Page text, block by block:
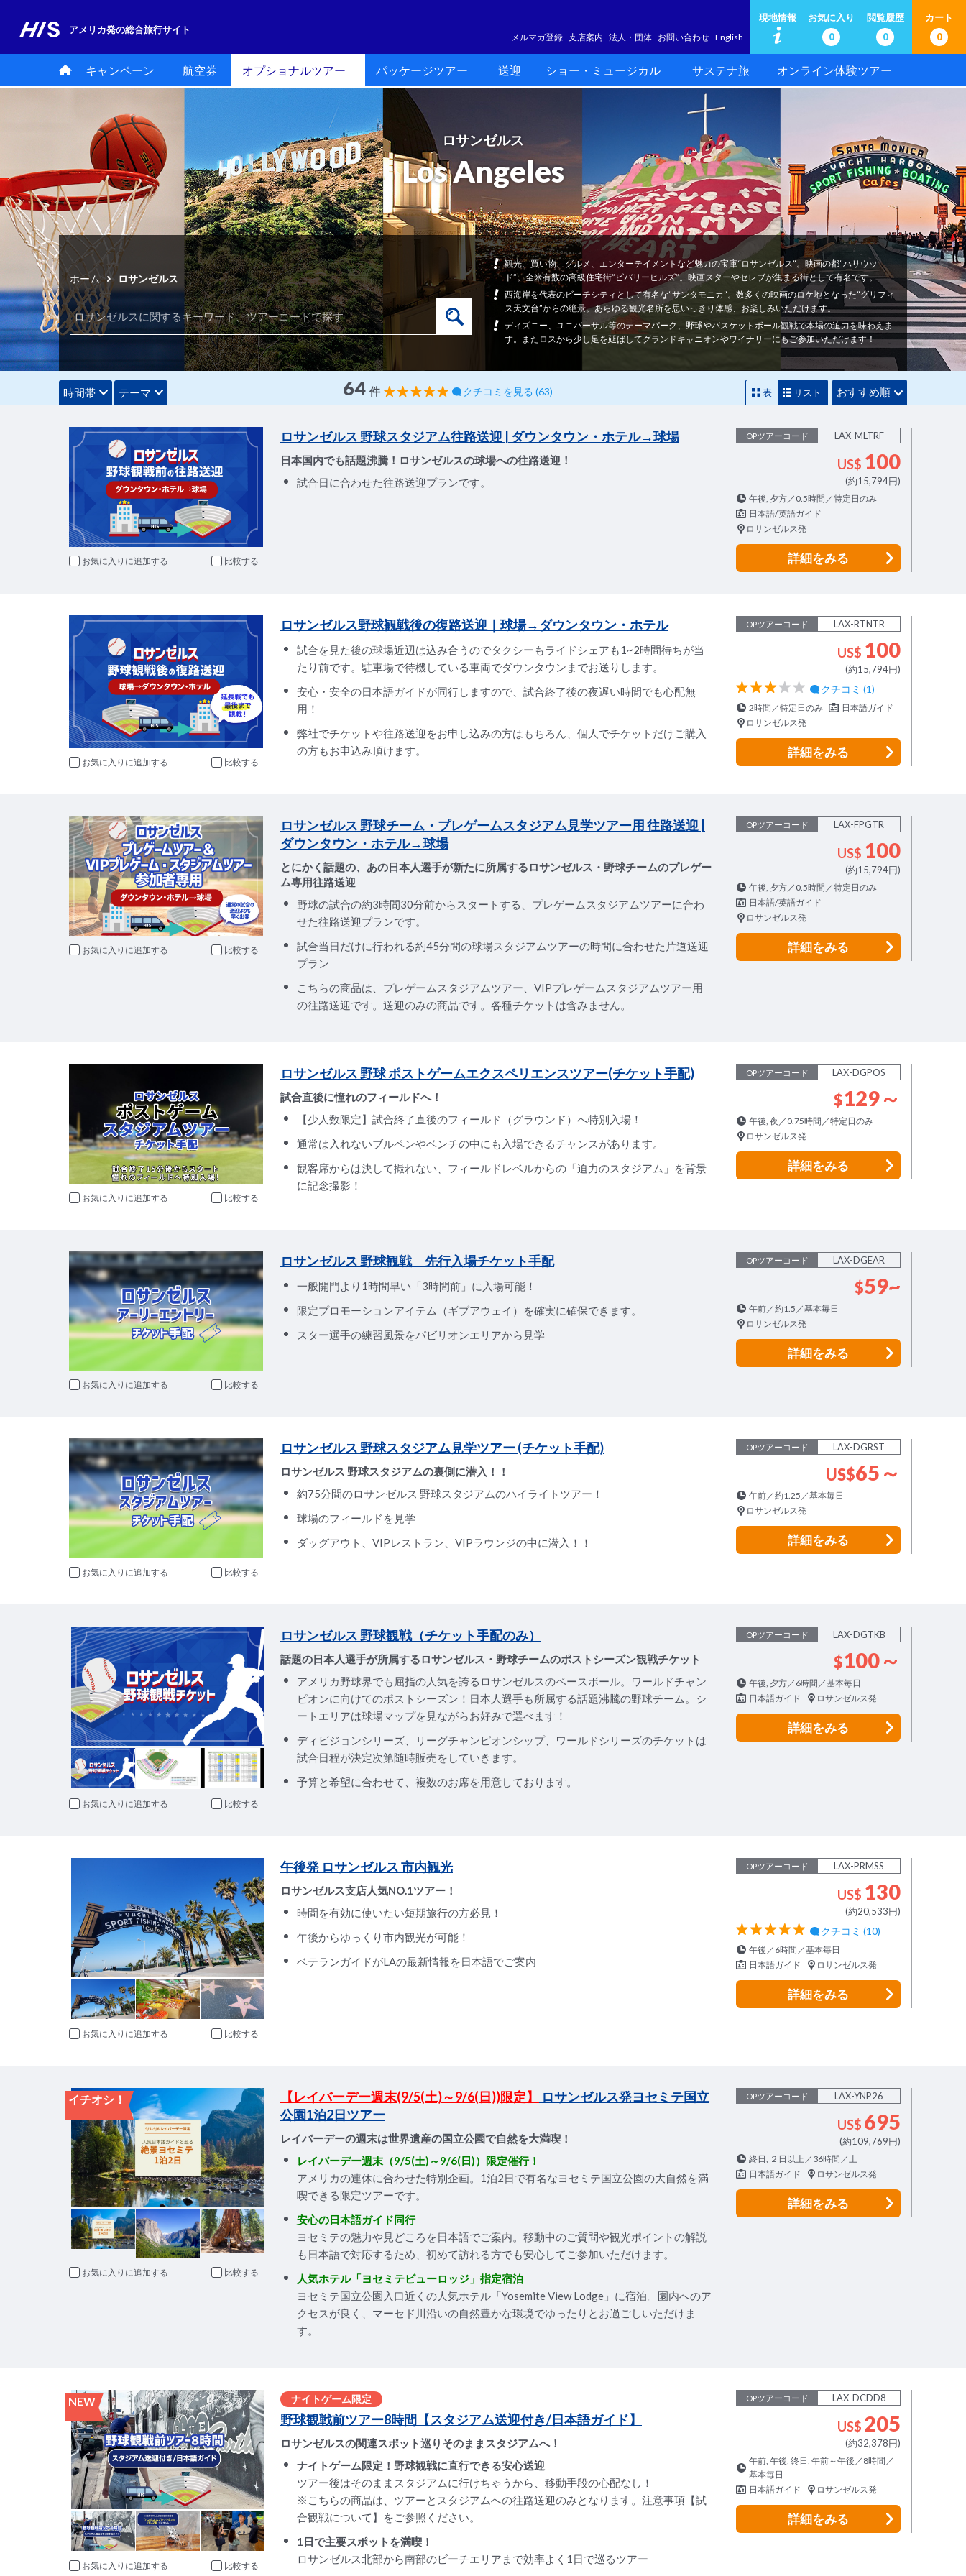
アメリカ発の総合旅行サイト
メルマガ登録 支店案内 法人・団体 お問い合わせ English
現地情報
お気に入り
0
閲覧履歴
0
カート
0
キャンペーン 航空券 オプショナルツアー パッケージツアー 送迎 ショー・ミュージカル サステナ旅 オンライン体験ツアー
ロサンゼルス
Los Angeles
ホーム ロサンゼルス
観光、買い物、グルメ、エンターテイメントなど魅力の宝庫“ロサンゼルス”。映画の都”ハリウッ
ド”。全米有数の高級住宅街”ビバリーヒルズ”。映画スターやセレブが集まる街として有名です。
西海岸を代表のビーチシティとして有名な”サンタモニカ”。数多くの映画のロケ地となった”グリフィ
ス天文台”からの絶景。あらゆる観光名所を思いっきり体感、お楽しみいただけます。
ディズニー、ユニバーサル等のテーマパーク、野球やバスケットボール観戦で本場の迫力を味わえま
す。またロスから少し足を延ばしてグランドキャニオンやワイナリーにもご参加いただけます！
時間帯 テーマ 64 件 クチコミを見る (63) 表 リスト おすすめ順
お気に入りに追加 比較
ロサンゼルス 野球スタジアム往路送迎 | ダウンタウン・ホテル→球場
日本国内でも話題沸騰！ロサンゼルスの球場への往路送迎！
試合日に合わせた往路送迎プランです。
OPツアーコード LAX-MLTRF
US$ 100
(約15,794円)
午後, 夕方／0.5時間／特定日のみ
日本語/英語ガイド
ロサンゼルス発
詳細をみる
お気に入りに追加 比較
ロサンゼルス野球観戦後の復路送迎｜球場→ダウンタウン・ホテル
試合を見た後の球場近辺は込み合うのでタクシーもライドシェアも1~2時間待ちが当
たり前です。駐車場で待機している車両でダウンタウンまでお送りします。
安心・安全の日本語ガイドが同行しますので、試合終了後の夜遅い時間でも心配無
用！
弊社でチケットや往路送迎をお申し込みの方はもちろん、個人でチケットだけご購入
の方もお申込み頂けます。
OPツアーコード LAX-RTNTR
US$ 100
(約15,794円)
クチコミ (1)
2時間／特定日のみ
日本語ガイド
ロサンゼルス発
詳細をみる
お気に入りに追加 比較
ロサンゼルス 野球チーム・プレゲームスタジアム見学ツアー用 往路送迎 |
ダウンタウン・ホテル→球場
とにかく話題の、あの日本人選手が新たに所属するロサンゼルス・野球チームのプレゲー
ム専用往路送迎
野球の試合の約3時間30分前からスタートする、プレゲームスタジアムツアーに合わ
せた往路送迎プランです。
試合当日だけに行われる約45分間の球場スタジアムツアーの時間に合わせた片道送迎
プラン
こちらの商品は、プレゲームスタジアムツアー、VIPプレゲームスタジアムツアー用
の往路送迎です。送迎のみの商品です。各種チケットは含みません。
OPツアーコード LAX-FPGTR
US$ 100
(約15,794円)
午後, 夕方／0.5時間／特定日のみ
日本語/英語ガイド
ロサンゼルス発
詳細をみる
お気に入りに追加 比較
ロサンゼルス 野球 ポストゲームエクスペリエンスツアー(チケット手配)
試合直後に憧れのフィールドへ！
【少人数限定】試合終了直後のフィールド（グラウンド）へ特別入場！
通常は入れないブルペンやベンチの中にも入場できるチャンスがあります。
観客席からは決して撮れない、フィールドレベルからの「迫力のスタジアム」を背景
に記念撮影！
OPツアーコード LAX-DGPOS
$129～
午後, 夜／0.75時間／特定日のみ
ロサンゼルス発
詳細をみる
お気に入りに追加 比較
ロサンゼルス 野球観戦 先行入場チケット手配
一般開門より1時間早い「3時間前」に入場可能！
限定プロモーションアイテム（ギブアウェイ）を確実に確保できます。
スター選手の練習風景をパビリオンエリアから見学
OPツアーコード LAX-DGEAR
$59~
午前／約1.5／基本毎日
ロサンゼルス発
詳細をみる
お気に入りに追加 比較
ロサンゼルス 野球スタジアム見学ツアー (チケット手配)
ロサンゼルス 野球スタジアムの裏側に潜入！！
約75分間のロサンゼルス 野球スタジアムのハイライトツアー！
球場のフィールドを見学
ダッグアウト、VIPレストラン、VIPラウンジの中に潜入！！
OPツアーコード LAX-DGRST
US$65～
午前／約1.25／基本毎日
ロサンゼルス発
詳細をみる
お気に入りに追加 比較
ロサンゼルス 野球観戦（チケット手配のみ）
話題の日本人選手が所属するロサンゼルス・野球チームのポストシーズン観戦チケット
アメリカ野球界でも屈指の人気を誇るロサンゼルスのベースボール。ワールドチャン
ピオンに向けてのポストシーズン！日本人選手も所属する話題沸騰の野球チーム。シ
ートエリアは球場マップを見ながらお好みで選べます！
ディビジョンシリーズ、リーグチャンピオンシップ、ワールドシリーズのチケットは
試合日程が決定次第随時販売をしていきます。
予算と希望に合わせて、複数のお席を用意しております。
OPツアーコード LAX-DGTKB
$100～
午後, 夕方／6時間／基本毎日
日本語ガイド
ロサンゼルス発
詳細をみる
お気に入りに追加 比較
午後発 ロサンゼルス 市内観光
ロサンゼルス支店人気NO.1ツアー！
時間を有効に使いたい短期旅行の方必見！
午後からゆっくり市内観光が可能！
ベテランガイドがLAの最新情報を日本語でご案内
OPツアーコード LAX-PRMSS
US$ 130
(約20,533円)
クチコミ (10)
午後／6時間／基本毎日
日本語ガイド
ロサンゼルス発
詳細をみる
イチオシ！
お気に入りに追加 比較
【レイバーデー週末(9/5(土)～9/6(日))限定】
ロサンゼルス発ヨセミテ国立
公園1泊2日ツアー
レイバーデーの週末は世界遺産の国立公園で自然を大満喫！
レイバーデー週末（9/5(土)～9/6(日)）限定催行！
アメリカの連休に合わせた特別企画。1泊2日で有名なヨセミテ国立公園の大自然を満
喫できる限定ツアーです。
安心の日本語ガイド同行
ヨセミテの魅力や見どころを日本語でご案内。移動中のご質問や観光ポイントの解説
も日本語で対応するため、初めて訪れる方でも安心してご参加いただけます。
人気ホテル「ヨセミテビューロッジ」指定宿泊
ヨセミテ国立公園入口近くの人気ホテル「Yosemite View Lodge」に宿泊。園内へのア
クセスが良く、マーセド川沿いの自然豊かな環境でゆったりとお過ごしいただけま
す。
OPツアーコード LAX-YNP26
US$ 695
(約109,769円)
終日, ２日以上／36時間／土
日本語ガイド
ロサンゼルス発
詳細をみる
NEW
お気に入りに追加 比較
ナイトゲーム限定
野球観戦前ツアー8時間【スタジアム送迎付き/日本語ガイド】
ロサンゼルスの関連スポット巡りそのままスタジアムへ！
ナイトゲーム限定！野球観戦に直行できる安心送迎
ツアー後はそのままスタジアムに行けちゃうから、移動手段の心配なし！
※こちらの商品は、ツアーとスタジアムへの往路送迎のみとなります。注意事項【試
合観戦について】をご参照ください。
1日で主要スポットを満喫！
ロサンゼルス北部から南部のビーチエリアまで効率よく1日で巡るツアー
OPツアーコード LAX-DCDD8
US$ 205
(約32,378円)
午前, 午後, 終日, 午前～午後／8時間／
基本毎日
日本語ガイド
ロサンゼルス発
詳細をみる